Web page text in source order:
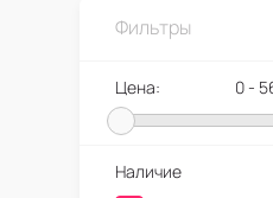
Фильтры
Цена: 0 -
Наличие